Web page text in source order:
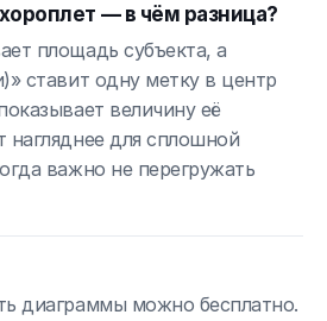
— в чём разница?
площадь субъекта, а
ставит одну метку в центр
величину её
нагляднее для сплошной
важно не перегружать
диаграммы можно бесплатно.